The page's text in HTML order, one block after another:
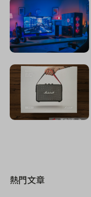
熱門文章